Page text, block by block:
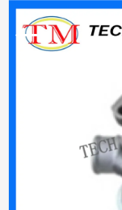
ΠΡΟΪΌΝΤΑ
parts